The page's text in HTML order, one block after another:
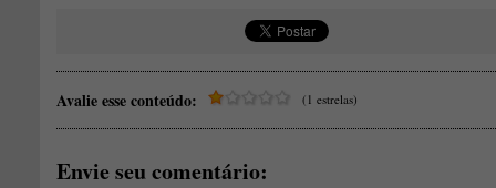
Avalie esse conteúdo: (1 estrelas)
Envie seu comentário: